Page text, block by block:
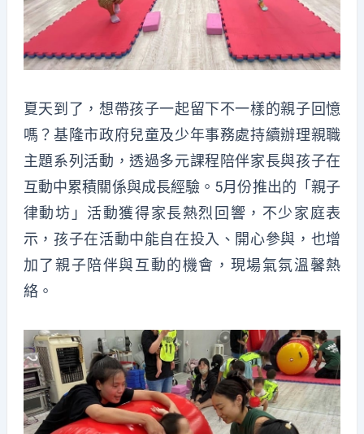
夏天到了，想帶孩子一起留下不一樣的親子回憶
嗎？基隆市政府兒童及少年事務處持續辦理親職
主題系列活動，透過多元課程陪伴家長與孩子在
互動中累積關係與成長經驗。5月份推出的「親子
律動坊」活動獲得家長熱烈回響，不少家庭表
示，孩子在活動中能自在投入、開心參與，也增
加了親子陪伴與互動的機會，現場氣氛溫馨熱
絡。